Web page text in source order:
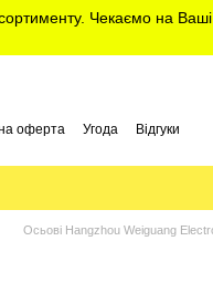
Чекаємо на
оферта Угода Відгуки
Осьові Hangzhou Weiguang